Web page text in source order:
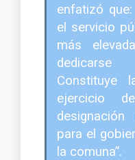
enfatizó
el servicio
más
Constituye
ejercicio
para el
la comuna”.